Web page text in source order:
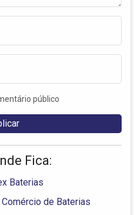
público
Fica:
Baterias
de Baterias